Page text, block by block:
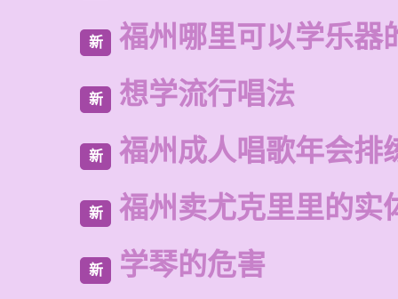
新 福州哪里可以学乐器
新 想学流行唱法
新 福州成人唱歌年会排
新 福州卖尤克里里的实
新 学琴的危害